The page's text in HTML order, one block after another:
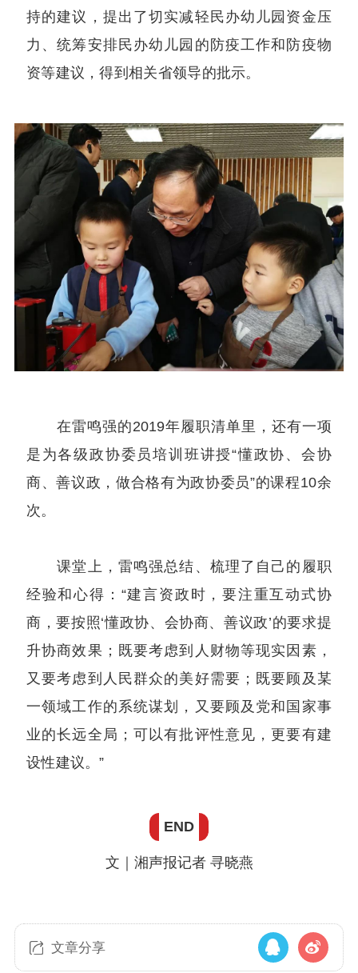
持的建议，提出了切实减轻民办幼儿园资金压
力、统筹安排民办幼儿园的防疫工作和防疫物
资等建议，得到相关省领导的批示。
在雷鸣强的2019年履职清单里，还有一项
是为各级政协委员培训班讲授“懂政协、会协
商、善议政，做合格有为政协委员”的课程10余
次。
课堂上，雷鸣强总结、梳理了自己的履职
经验和心得：“建言资政时，要注重互动式协
商，要按照‘懂政协、会协商、善议政’的要求提
升协商效果；既要考虑到人财物等现实因素，
又要考虑到人民群众的美好需要；既要顾及某
一领域工作的系统谋划，又要顾及党和国家事
业的长远全局；可以有批评性意见，更要有建
设性建议。”
END
文｜ 湘声报记者 寻晓燕
文章分享